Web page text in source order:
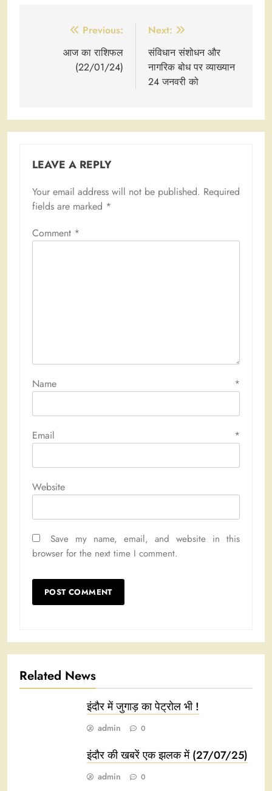
navigation
Previous:
आज का राशिफल
(22/01/24)
Next:
संविधान संशोधन और
नागरिक बोध पर व्याख्यान
24 जनवरी को
LEAVE A REPLY
Your email address will not be published. Required
fields are marked *
Comment *
Name *
Email *
Website
Save my name, email, and website in this
browser for the next time I comment.
Related News
इंदौर में जुगाड़ का पेट्रोल भी !
admin 0
इंदौर की खबरें एक झलक में (27/07/25)
admin 0